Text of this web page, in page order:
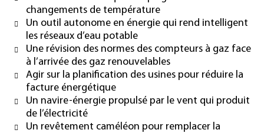
changements de température
Un outil autonome en énergie qui rend intelligent
les réseaux d’eau potable
Une révision des normes des compteurs à gaz face
à l’arrivée des gaz renouvelables
Agir sur la planification des usines pour réduire la
facture énergétique
Un navire-énergie propulsé par le vent qui produit
de l’électricité
Un revêtement caméléon pour remplacer la